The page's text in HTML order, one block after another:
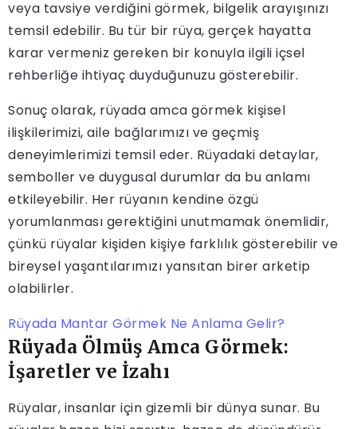
veya tavsiye verdiğini görmek, bilgelik arayışınızı
temsil edebilir. Bu tür bir rüya, gerçek hayatta
karar vermeniz gereken bir konuyla ilgili içsel
rehberliğe ihtiyaç duyduğunuzu gösterebilir.
Sonuç olarak, rüyada amca görmek kişisel
ilişkilerimizi, aile bağlarımızı ve geçmiş
deneyimlerimizi temsil eder. Rüyadaki detaylar,
semboller ve duygusal durumlar da bu anlamı
etkileyebilir. Her rüyanın kendine özgü
yorumlanması gerektiğini unutmamak önemlidir,
çünkü rüyalar kişiden kişiye farklılık gösterebilir ve
bireysel yaşantılarımızı yansıtan birer arketip
olabilirler.
Rüyada Mantar Görmek Ne Anlama Gelir?
Rüyada Ölmüş Amca Görmek:
İşaretler ve İzahı
Rüyalar, insanlar için gizemli bir dünya sunar. Bu